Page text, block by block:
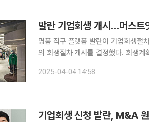
발란 기업회생 개시…머스트
명품 직구 플랫폼 발란이 기업회생절차(법정관리)에 들어
의 회생절차 개시를 결정했다. 회생
출로 영업적자가 누적됐고, 티메프(티
2025-04-04 14:58
기업회생 신청 발란, M&A